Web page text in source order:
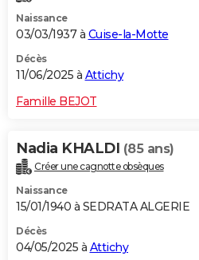
Naissance
03/03/1937 à Cuise-la-Motte
Décès
11/06/2025 à Attichy
Famille BEJOT
Nadia KHALDI (85 ans)
Créer une cagnotte obsèques
Naissance
15/01/1940 à SEDRATA ALGERIE
Décès
04/05/2025 à Attichy